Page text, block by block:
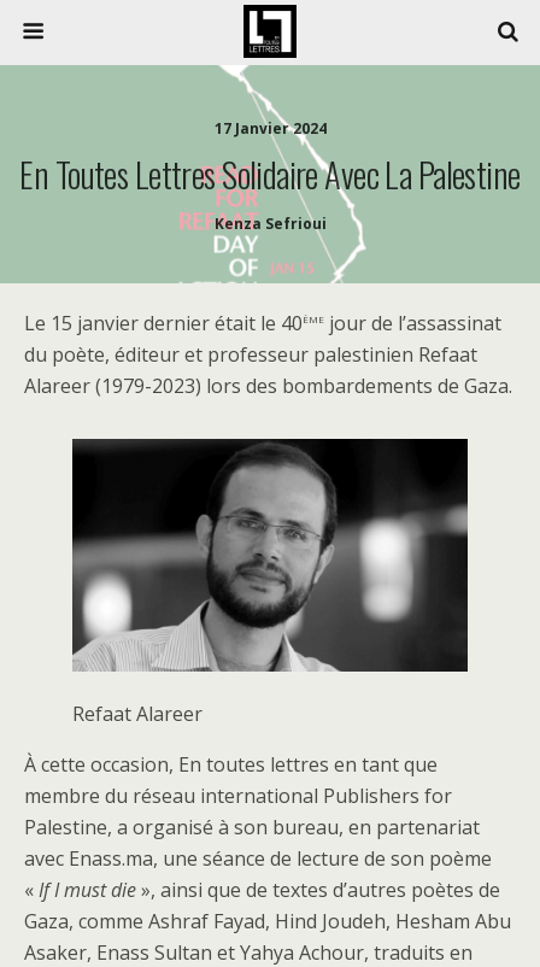
17 Janvier 2024
En Toutes Lettres Solidaire Avec La Palestine
Kenza Sefrioui
Le 15 janvier dernier était le 40ème jour de l’assassinat
du poète, éditeur et professeur palestinien Refaat
Alareer (1979-2023) lors des bombardements de Gaza.
Refaat Alareer
À cette occasion, En toutes lettres en tant que
membre du réseau international Publishers for
Palestine, a organisé à son bureau, en partenariat
avec Enass.ma, une séance de lecture de son poème
«If I must die», ainsi que de textes d’autres poètes de
Gaza, comme Ashraf Fayad, Hind Joudeh, Hesham Abu
Asaker, Enass Sultan et Yahya Achour, traduits en